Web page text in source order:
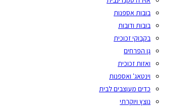
בובות אספנות
בובות ודובות
בקבוקי זכוכית
גן הפרחים
ואזות זכוכית
וינטאג' ואספנות
כדים מעוצבים לבית
נוצץ ויוקרתי